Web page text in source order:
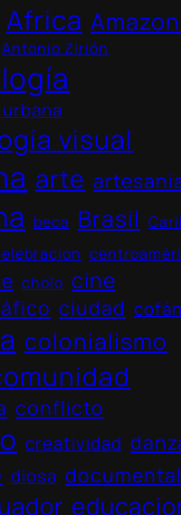
Africa
Antonio Zirión
visual
arte
beca Brasil
cholo cine
ciudad cofán
colonialismo
conflicto
creatividad
diosa documental